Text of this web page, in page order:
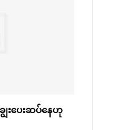
းပေးဆပ်နေဟု